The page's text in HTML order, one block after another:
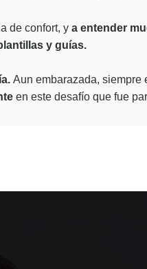
de confort, y a entender
y guías.
Aun embarazada, siempre
en este desafío que fue